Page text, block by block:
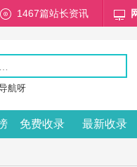
1467篇站长资讯
航呀
免费收录 最新收录